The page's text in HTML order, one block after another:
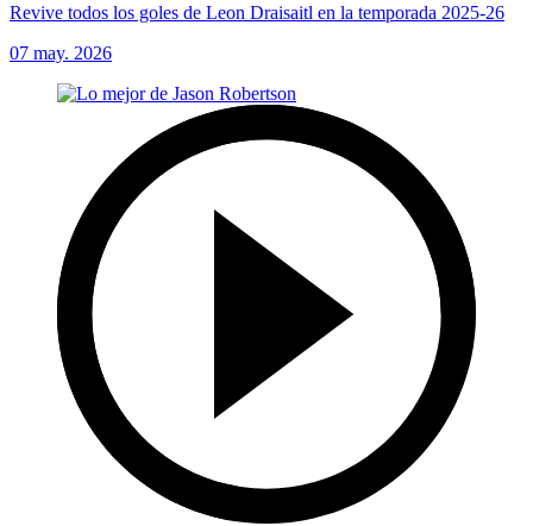
Revive todos los goles de Leon Draisaitl en la temporada 2025-26
07 may. 2026